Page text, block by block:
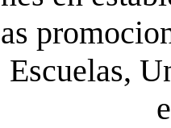
Escuelas,